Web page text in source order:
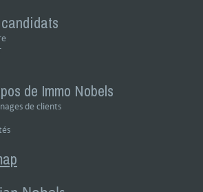
de Immo Nobels
de clients